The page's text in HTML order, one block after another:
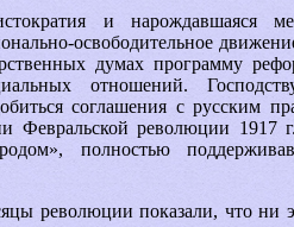
и нарождавшаяся
освободительное
думах программу
отношений.
соглашения с русским
Февральской революции 1917
полностью
революции показали, что ни